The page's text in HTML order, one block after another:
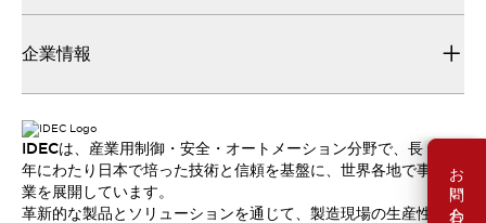
お問い合わせ
企業情報
IDECは、産業用制御・安全・オートメーション分野で、長
年にわたり日本で培った技術と信頼を基盤に、世界各地で事
業を展開しています。
革新的な製品とソリューションを通じて、製造現場の生産性